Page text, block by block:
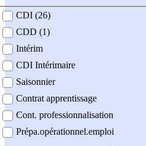
contrat
CDI (26)
CDD (1)
Intérim
CDI Intérimaire
Saisonnier
Contrat apprentissage
Cont. professionnalisation
Prépa.opérationnel.emploi